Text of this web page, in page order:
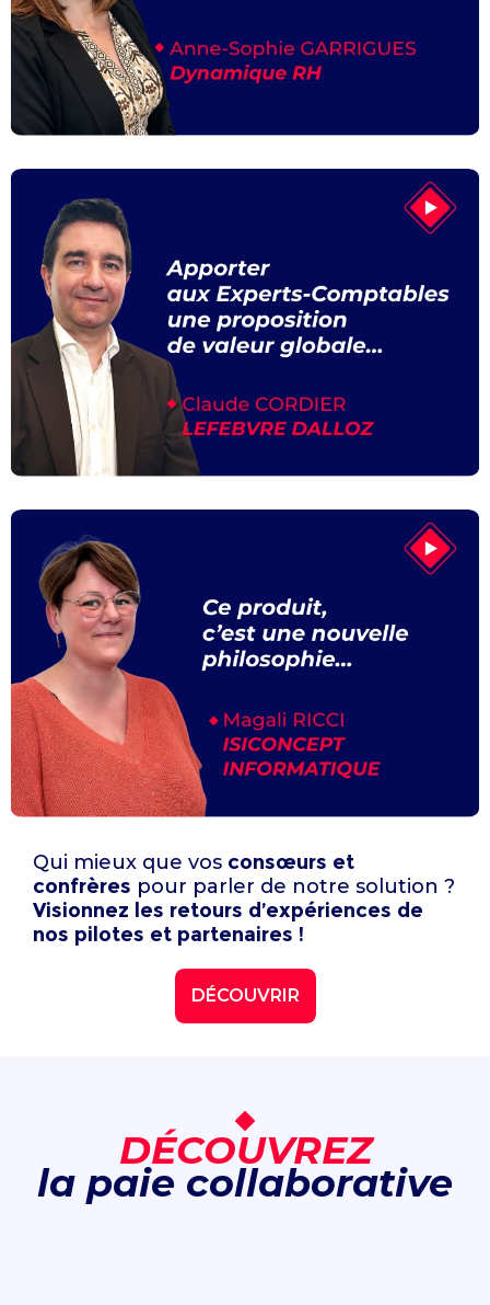
Qui mieux que vos consœurs et
confrères pour parler de notre solution ?
Visionnez les retours d’expériences de
nos pilotes et partenaires !
DÉCOUVRIR
DÉCOUVREZ
la paie collaborative